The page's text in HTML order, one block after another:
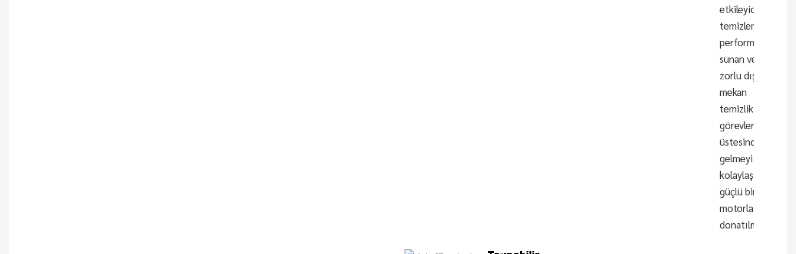
etkileyici
temizleme
performansı
sunan ve
zorlu dış
mekan
temizlik
görevlerinin
üstesinden
gelmeyi
kolaylaştıran
güçlü bir
motorla
donatılmıştır.